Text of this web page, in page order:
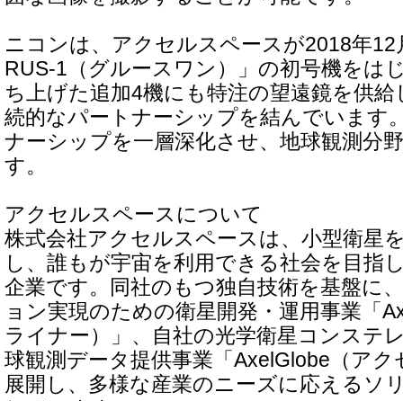
ニコンは、アクセルスペースが2018年
RUS-1（グルースワン）」の初号機をは
ち上げた追加4機にも特注の望遠鏡を供
続的なパートナーシップを結んでいます
ナーシップを一層深化させ、地球観測分
す。
アクセルスペースについて
株式会社アクセルスペースは、小型衛星
し、誰もが宇宙を利用できる社会を目指
企業です。同社のもつ独自技術を基盤に
ョン実現のための衛星開発・運用事業「
ライナー）」、自社の光学衛星コンステ
球観測データ提供事業「AxelGlobe（ア
展開し、多様な産業のニーズに応えるソ